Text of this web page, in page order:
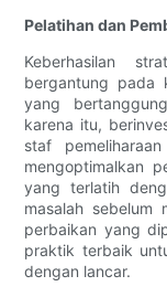
Pelatihan dan
Keberhasilan
bergantung pada
yang
karena itu,
staf
mengoptimalkan
yang terlatih
masalah sebelum
perbaikan yang
praktik terbaik
dengan lancar.